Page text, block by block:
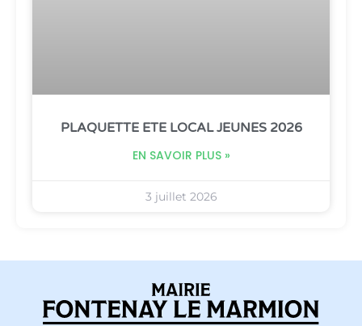
PLAQUETTE ETE LOCAL JEUNES 2026
EN SAVOIR PLUS »
3 juillet 2026